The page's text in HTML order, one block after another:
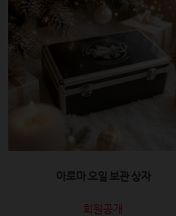
아로마 오일 보관 상자
회원공개